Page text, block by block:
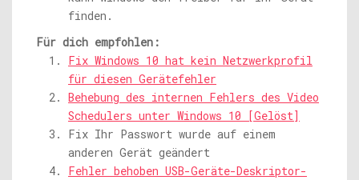
finden.
Für dich empfohlen:
Fix Windows 10 hat kein Netzwerkprofil
für diesen Gerätefehler
Behebung des internen Fehlers des Video
Schedulers unter Windows 10 [Gelöst]
Fix Ihr Passwort wurde auf einem
anderen Gerät geändert
Fehler behoben USB-Geräte-Deskriptor-